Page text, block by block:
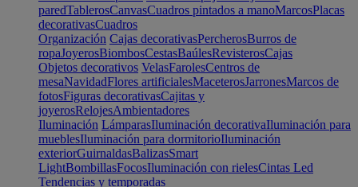
paredTablerosCanvasCuadros pintados a manoMarcosPlacas
decorativasCuadros
Organización Cajas decorativasPercherosBurros de
ropaJoyerosBiombosCestasBaúlesRevisterosCajas
Objetos decorativos VelasFarolesCentros de
mesaNavidadFlores artificialesMaceterosJarronesMarcos de
fotosFiguras decorativasCajitas y
joyerosRelojesAmbientadores
Iluminación LámparasIluminación decorativaIluminación para
mueblesIluminación para dormitorioIluminación
exteriorGuirnaldasBalizasSmart
LightBombillasFocosIluminación con rielesCintas Led
Tendencias y temporadas